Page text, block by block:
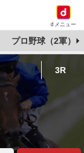
dメニュー
プロ野球（2軍）
3R